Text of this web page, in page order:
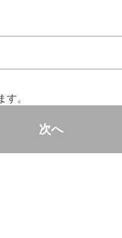
。
次へ